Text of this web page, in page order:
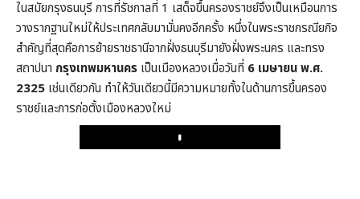
ในสมัยกรุงธนบุรี การที่รัชกาลที่ 1 เสด็จขึ้นครองราชย์จึงเป็นเหมือนการ
วางรากฐานใหม่ให้ประเทศกลับมามั่นคงอีกครั้ง หนึ่งในพระราชกรณียกิจ
สำคัญที่สุดคือการย้ายราชธานีจากฝั่งธนบุรีมายังฝั่งพระนคร และทรง
สถาปนา กรุงเทพมหานคร เป็นเมืองหลวงเมื่อวันที่ 6 เมษายน พ.ศ.
2325 เช่นเดียวกัน ทำให้วันเดียวนี้มีความหมายทั้งในด้านการขึ้นครอง
ราชย์และการก่อตั้งเมืองหลวงใหม่
Play